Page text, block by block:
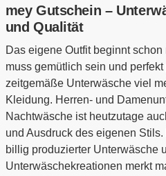
mey Gutschein –
und Qualität
Das eigene Outfit beginnt
muss gemütlich sein und
zeitgemäße Unterwäsche viel
Kleidung. Herren- und
Nachtwäsche ist heutzutage
und Ausdruck des eigenen
billig produzierter Unterwäsche
Unterwäschekreationen merkt